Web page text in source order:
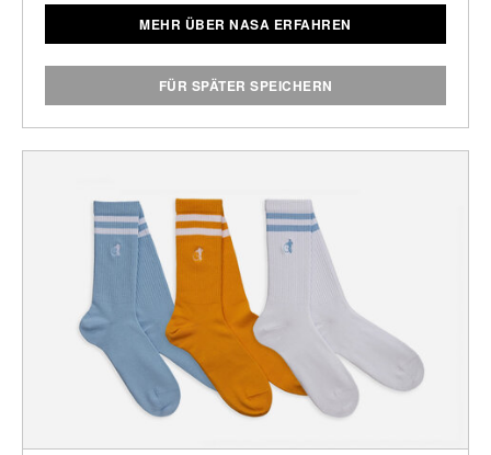
MEHR ÜBER NASA ERFAHREN
FÜR SPÄTER SPEICHERN